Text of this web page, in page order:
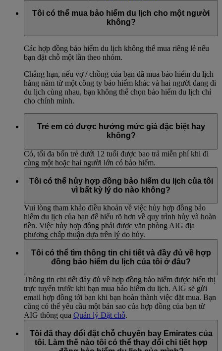
Tôi có thể mua bảo hiểm du lịch cho một người
không?
Các hợp đồng bảo hiểm du lịch không thể mua riêng lẻ nếu
bạn đặt chỗ một lần theo nhóm.
Chẳng hạn, nếu vợ / chồng của bạn đã mua bảo hiểm du lịch
hàng năm từ một công ty bảo hiểm khác và hai người đang đi
du lịch cùng nhau, bạn không thể chọn bảo hiểm du lịch chỉ
cho chính mình.
Trẻ em có được hưởng mức giá đặc biệt hay
không?
Có, tối đa bốn trẻ dưới 12 tuổi được bao trả miễn phí khi đi
cùng một hoặc hai người lớn có bảo hiểm.
Tôi có thể hủy hợp đồng bảo hiểm du lịch của tôi
vì bất kỳ lý do nào không?
Vui lòng tham khảo điều khoản về việc hủy hợp đồng bảo
hiểm du lịch của bạn để hiểu rõ hơn về quy trình hủy và hoàn
tiền. Việc hủy hợp đồng phải được văn phòng AIG địa
phương chấp thuận dựa trên lý do hủy.
Tôi có thể tìm thông tin chi tiết và đầy đủ về hợp
đồng bảo hiểm du lịch của tôi ở đâu?
Thông tin chi tiết đầy đủ về hợp đồng bảo hiểm được hiển thị
trực tuyến trước khi bạn mua bảo hiểm du lịch. AIG sẽ gửi
email hợp đồng tới bạn khi bạn hoàn thành việc đặt mua. Bạn
cũng có thể yêu cầu một bản sao của hợp đồng của bạn từ
AIG thông qua Quản lý Đặt chỗ.
Tôi đã thay đổi đặt chỗ chuyến bay Emirates của
tôi. Làm thế nào tôi có thể thay đổi chi tiết hợp